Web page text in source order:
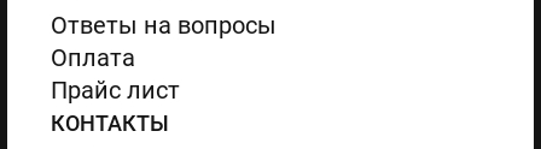
Ответы на вопросы
Оплата
Прайс лист
КОНТАКТЫ